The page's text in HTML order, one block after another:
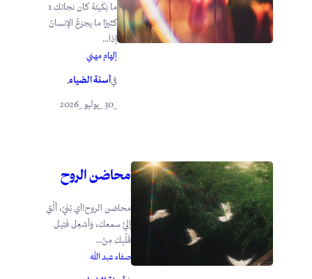
ما بَكَيتَهُ كان نجاتك 1
كثيرًا ما يجزعُ الإنسانُ
إذا...
إلهام مهني
فيأسنة الضياء.
محاضن الروح
محاضن الروح!أي بُنَيّ، أَلْقِ
إليَّ سمعك، وَأَشعِل فَتِيل
قَلْبِك مِنْ...
صفاء عبد الله